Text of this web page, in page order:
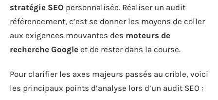
stratégie SEO personnalisée. Réaliser un audit
référencement, c’est se donner les moyens de coller
aux exigences mouvantes des moteurs de
recherche Google et de rester dans la course.
Pour clarifier les axes majeurs passés au crible, voici
les principaux points d’analyse lors d’un audit SEO :